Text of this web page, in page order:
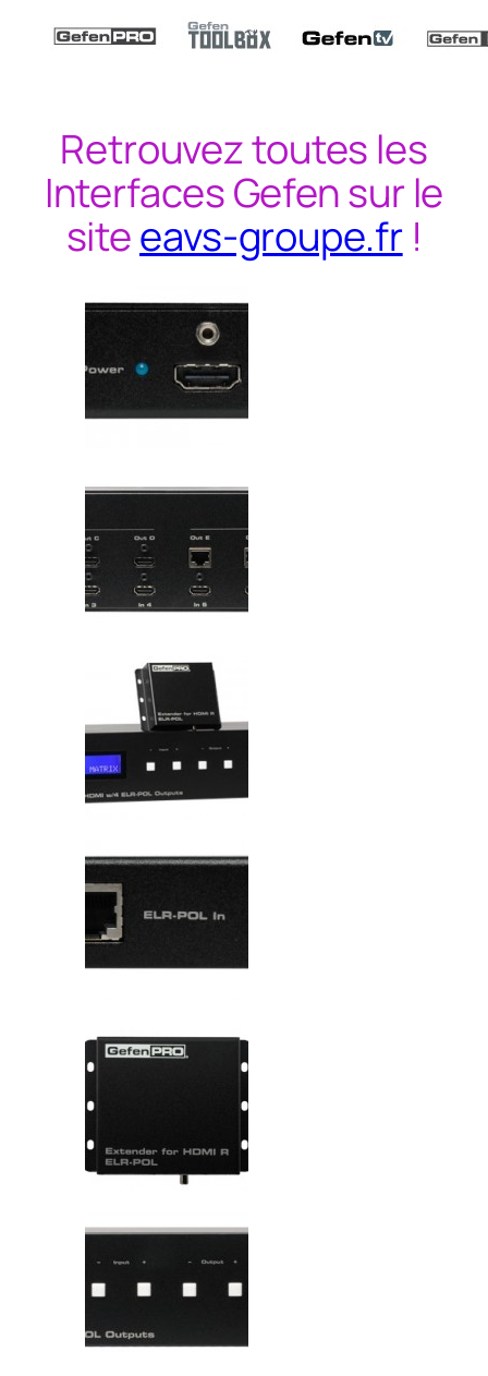
Retrouvez toutes les
Interfaces Gefen sur le
siteeavs-groupe.fr!